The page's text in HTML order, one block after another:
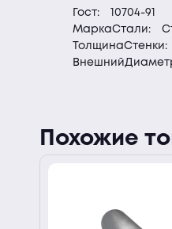
Гост:
10704-91
МаркаСтали:
ТолщинаСтенки:
Похожие